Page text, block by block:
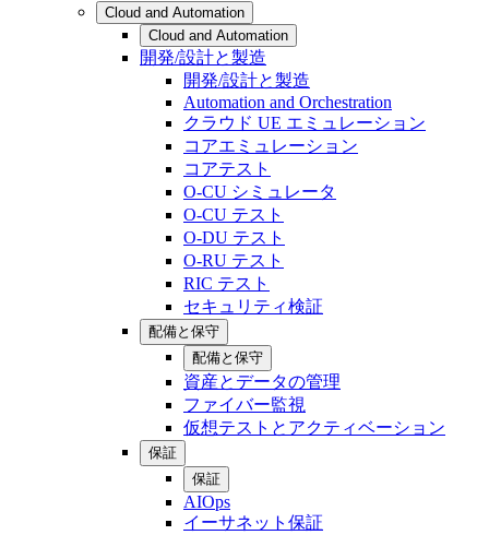
Cloud and Automation
Cloud and Automation
開発/設計と製造
開発/設計と製造
Automation and Orchestration
クラウド UE エミュレーション
コアエミュレーション
コアテスト
O-CU シミュレータ
O-CU テスト
O-DU テスト
O-RU テスト
RIC テスト
セキュリティ検証
配備と保守
配備と保守
資産とデータの管理
ファイバー監視
仮想テストとアクティベーション
保証
保証
AIOps
イーサネット保証